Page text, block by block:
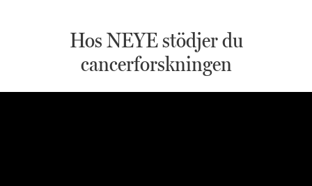
Hos NEYE stödjer du
cancerforskningen